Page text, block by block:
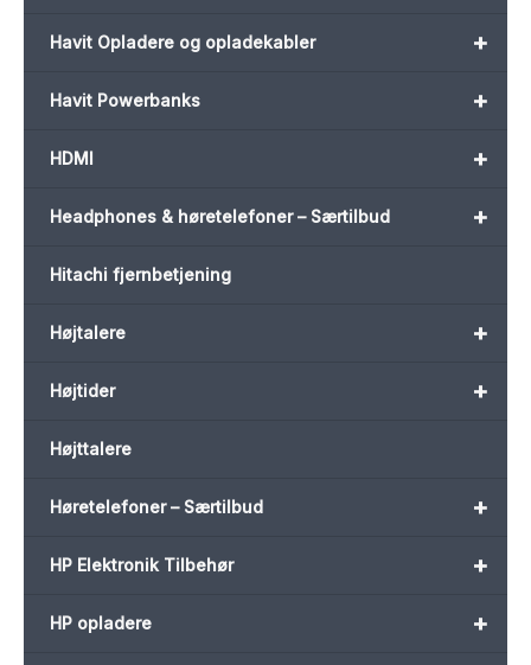
+
Havit Opladere og opladekabler
+
Havit Powerbanks
+
HDMI
+
Headphones & høretelefoner – Særtilbud
Hitachi fjernbetjening
+
Højtalere
+
Højtider
Højttalere
+
Høretelefoner – Særtilbud
+
HP Elektronik Tilbehør
+
HP opladere